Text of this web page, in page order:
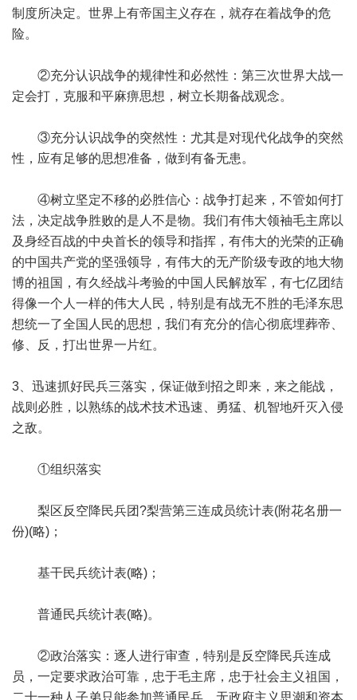
制度所决定。世界上有帝国主义存在，就存在着战争的危
险。
②充分认识战争的规律性和必然性：第三次世界大战一
定会打，克服和平麻痹思想，树立长期备战观念。
③充分认识战争的突然性：尤其是对现代化战争的突然
性，应有足够的思想准备，做到有备无患。
④树立坚定不移的必胜信心：战争打起来，不管如何打
法，决定战争胜败的是人不是物。我们有伟大领袖毛主席以
及身经百战的中央首长的领导和指挥，有伟大的光荣的正确
的中国共产党的坚强领导，有伟大的无产阶级专政的地大物
博的祖国，有久经战斗考验的中国人民解放军，有七亿团结
得像一个人一样的伟大人民，特别是有战无不胜的毛泽东思
想统一了全国人民的思想，我们有充分的信心彻底埋葬帝、
修、反，打出世界一片红。
3、迅速抓好民兵三落实，保证做到招之即来，来之能战，
战则必胜，以熟练的战术技术迅速、勇猛、机智地歼灭入侵
之敌。
①组织落实
梨区反空降民兵团?梨营第三连成员统计表(附花名册一
份)(略)；
基干民兵统计表(略)；
普通民兵统计表(略)。
②政治落实：逐人进行审查，特别是反空降民兵连成
员，一定要求政治可靠，忠于毛主席，忠于社会主义祖国，
二十一种人子弟只能参加普通民兵，无政府主义思潮和资本